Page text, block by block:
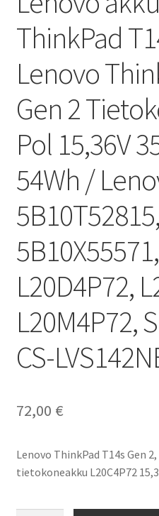
ThinkPad
Lenovo
Gen 2
Pol 15,36V
54Wh /
5B10T52815,
L20D4P72,
L20M4P72,
CS-
72,00 €
Lenovo ThinkPad T14s Gen
tietokoneakku L20C4P72